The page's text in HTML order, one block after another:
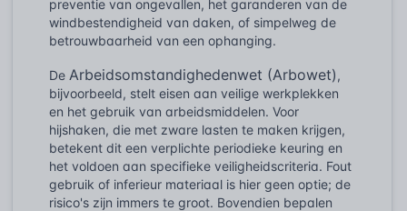
preventie van ongevallen, het garanderen van de
windbestendigheid van daken, of simpelweg de
betrouwbaarheid van een ophanging.
De Arbeidsomstandighedenwet (Arbowet),
bijvoorbeeld, stelt eisen aan veilige werkplekken
en het gebruik van arbeidsmiddelen. Voor
hijshaken, die met zware lasten te maken krijgen,
betekent dit een verplichte periodieke keuring en
het voldoen aan specifieke veiligheidscriteria. Fout
gebruik of inferieur materiaal is hier geen optie; de
risico's zijn immers te groot. Bovendien bepalen